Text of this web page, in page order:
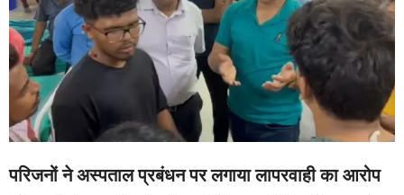
परिजनों ने अस्पताल प्रबंधन पर लगाया लापरवाही का आरोप